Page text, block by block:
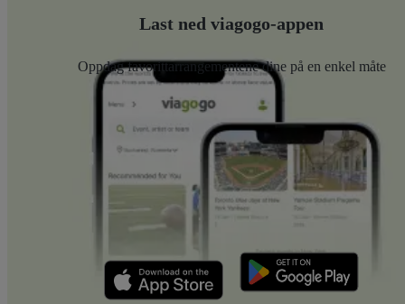
Last ned viagogo-appen
Oppdag favorittarrangementene dine på en enkel måte